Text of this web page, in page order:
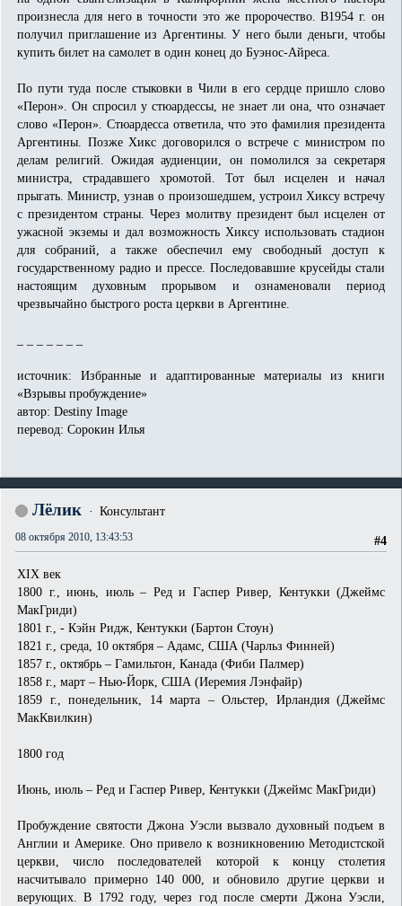
произнесла для него в точности это же пророчество. В1954 г. он
получил приглашение из Аргентины. У него были деньги, чтобы
купить билет на самолет в один конец до Буэнос-Айреса.
По пути туда после стыковки в Чили в его сердце пришло слово
«Перон». Он спросил у стюардессы, не знает ли она, что означает
слово «Перон». Стюардесса ответила, что это фамилия президента
Аргентины. Позже Хикс договорился о встрече с министром по
делам религий. Ожидая аудиенции, он помолился за секретаря
министра, страдавшего хромотой. Тот был исцелен и начал
прыгать. Министр, узнав о произошедшем, устроил Хиксу встречу
с президентом страны. Через молитву президент был исцелен от
ужасной экземы и дал возможность Хиксу использовать стадион
для собраний, а также обеспечил ему свободный доступ к
государственному радио и прессе. Последовавшие крусейды стали
настоящим духовным прорывом и ознаменовали период
чрезвычайно быстрого роста церкви в Аргентине.
источник: Избранные и адаптированные материалы из книги
«Взрывы пробуждение»
автор: Destiny Image
перевод: Сорокин Илья
Лёлик Консультант
#4
08 октября 2010, 13:43:53
XIX век
1800 г., июнь, июль – Ред и Гаспер Ривер, Кентукки (Джеймс
МакГриди)
1801 г., - Кэйн Ридж, Кентукки (Бартон Стоун)
1821 г., среда, 10 октября – Адамс, США (Чарльз Финней)
1857 г., октябрь – Гамильтон, Канада (Фиби Палмер)
1858 г., март – Нью-Йорк, США (Иеремия Лэнфайр)
1859 г., понедельник, 14 марта – Ольстер, Ирландия (Джеймс
МакКвилкин)
1800 год
Июнь, июль – Ред и Гаспер Ривер, Кентукки (Джеймс МакГриди)
Пробуждение святости Джона Уэсли вызвало духовный подъем в
Англии и Америке. Оно привело к возникновению Методистской
церкви, число последователей которой к концу столетия
насчитывало примерно 140 000, и обновило другие церкви и
верующих. В 1792 году, через год после смерти Джона Уэсли,